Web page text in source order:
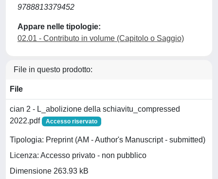
9788813379452
Appare nelle tipologie:
02.01 - Contributo in volume (Capitolo o Saggio)
File in questo prodotto:
File
cian 2 - L_abolizione della schiavitu_compressed
2022.pdf
Accesso riservato
Tipologia: Preprint (AM - Author's Manuscript - submitted)
Licenza: Accesso privato - non pubblico
Dimensione 263.93 kB